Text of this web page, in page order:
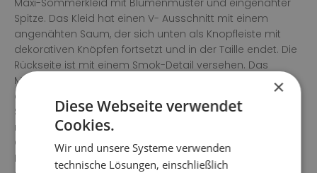
Maxi-Sommerkleid mit Blumenmuster und eingenähter
Spitze. Das Kleid hat einen V- Ausschnitt mit einem
angenähten Saum, der sich unten als Knopfleiste mit
dekorativen Knöpfen fortsetzt und in der Taille endet. Die
Rückseite ist mit einem Smok-Detail versehen. Das
Modell ist mit drei waagerechten Bahnen versehen, mit
einer Raffung am Saum unter jeder Falte. Der untere
Saum und die halblangen Ballonärmel sind mit
naturfarbener Spitze versehen. Gummizug am Saum. Die
Gesamtlänge in Größe S beträgt 133 cm vom höchsten
Punkt. Das Model auf dem Bild ist 178 cm groß und trägt
×
Diese Webseite verwendet
Cookies.
Wir und unsere Systeme verwenden
technische Lösungen, einschließlich